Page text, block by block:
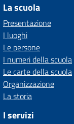
La scuola
Presentazione
I luoghi
Le persone
I numeri della scuola
Le carte della scuola
Organizzazione
La storia
I servizi